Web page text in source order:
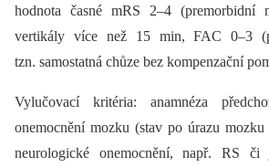
hodnota časné mRS 2–4 (premorbidní
vertikály více než 15 min, FAC 0–3
tzn. samostatná chůze bez kompenzační
Vylučovací kritéria: anamnéza
onemocnění mozku (stav po úrazu
neurologické onemocnění, např. RS či